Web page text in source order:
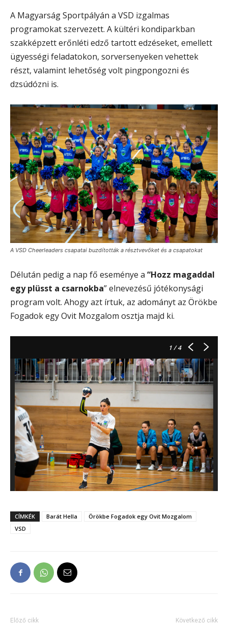
A Magyarság Sportpályán a VSD izgalmas
programokat szervezett. A kültéri kondiparkban
szakképzett erőnléti edző tartott edzéseket, emellett
ügyességi feladatokon, sorversenyeken vehettek
részt, valamint lehetőség volt pingpongozni és
dzsúdózni is.
A VSD Cheerleaders csapatai buzdították a résztvevőket és a csapatokat
Délután pedig a nap fő eseménye a “Hozz magaddal
egy plüsst a csarnokba” elnevezésű jótékonysági
program volt. Ahogy azt írtuk, az adományt az Örökbe
Fogadok egy Ovit Mozgalom osztja majd ki.
1/ 4
CÍMKÉK Barát Hella
Örökbe Fogadok egy Ovit Mozgalom
VSD
Előző cikk Következő cikk